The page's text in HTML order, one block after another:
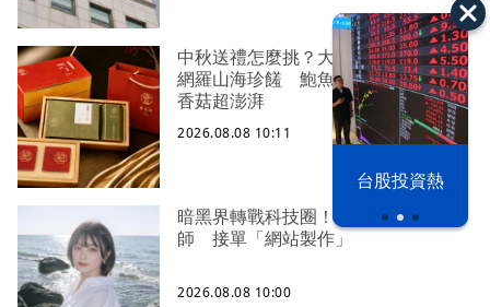
台股投資熱
中秋送禮怎麼挑？大盛屋3款頂級禮盒
網羅山海珍饈 鮑魚、滴雞精、台灣
香菇超澎湃
2026.08.08 10:11
暗黑界轉戰科技圈！前AV女優當工程
師 接單「網站製作」
2026.08.08 10:00